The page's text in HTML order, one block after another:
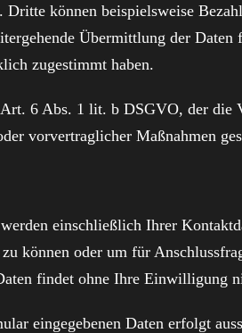
Dritte können beispielsweise
Übermittlung der Daten
zugestimmt haben.
6 Abs. 1 lit. b DSGVO, der die
vorvertraglicher Maßnahmen
einschließlich Ihrer
können oder um für
findet ohne Ihre Einwilligung
eingegebenen Daten erfolgt